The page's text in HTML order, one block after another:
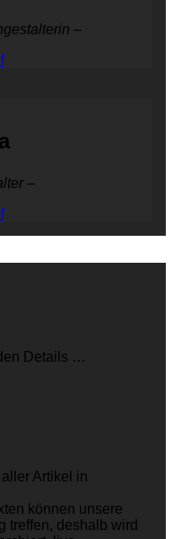
–
–
Details …
Artikel in
können unsere
treffen, deshalb wird